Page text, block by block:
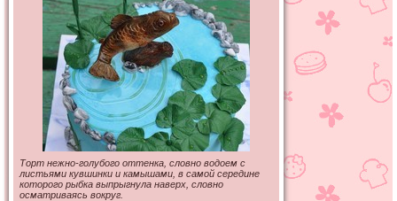
Торт нежно-голубого оттенка, словно водоем с
листьями кувшинки и камышами, в самой середине
которого рыбка выпрыгнула наверх, словно
осматриваясь вокруг.